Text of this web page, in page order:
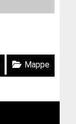
Mappe